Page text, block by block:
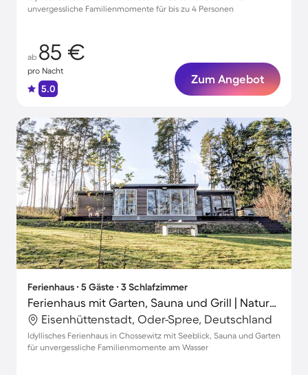
unvergessliche Familienmomente für bis zu 4 Personen
ab 85 €
pro Nacht
5.0
Zum Angebot
Ferienhaus ∙ 5 Gäste ∙ 3 Schlafzimmer
Ferienhaus mit Garten, Sauna und Grill | Naturblick
Eisenhüttenstadt, Oder-Spree, Deutschland
Idyllisches Ferienhaus in Chossewitz mit Seeblick, Sauna und Garten
für unvergessliche Familienmomente am Wasser